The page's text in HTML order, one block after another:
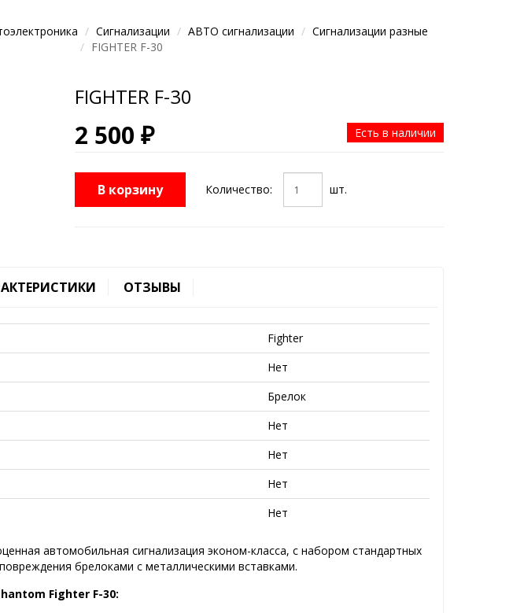
Сигнализации АВТО сигнализации
Сигнализации разные
FIGHTER F-30
FIGHTER F-30
2 500 ₽ Есть в наличии
В корзину Количество: шт.
ОТЗЫВЫ
Fighter
Нет
Брелок
Нет
Нет
Нет
Нет
автомобильная сигнализация эконом-класса, с набором стандартных
брелоками с металлическими вставками.
Fighter F-30: